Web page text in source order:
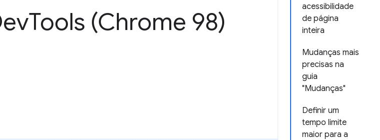
acessibilidade
de página
inteira
Mudanças mais
precisas na
guia
"Mudanças"
Definir um
tempo limite
maior para a
Tools (Chrome 98)